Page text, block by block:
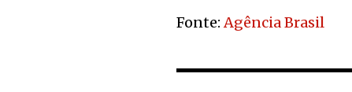
Fonte:Agência Brasil